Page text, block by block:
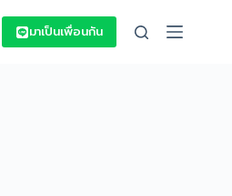
มาเป็นเพื่อนกัน